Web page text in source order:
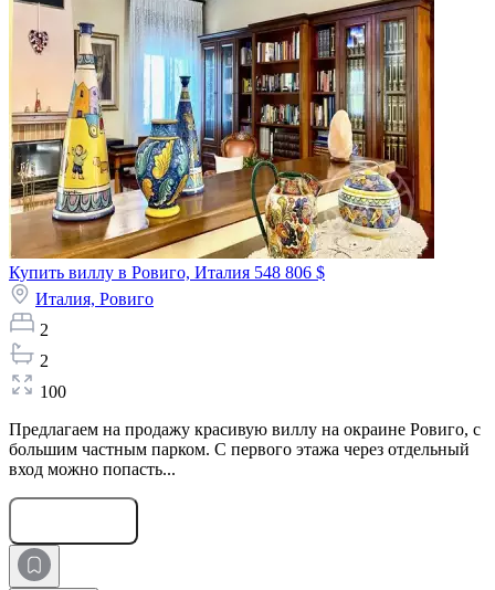
Купить виллу в Ровиго, Италия 548 806 $
Италия, Ровиго
2
2
100
Предлагаем на продажу красивую виллу на окраине Ровиго, с
большим частным парком. С первого этажа через отдельный
вход можно попасть...